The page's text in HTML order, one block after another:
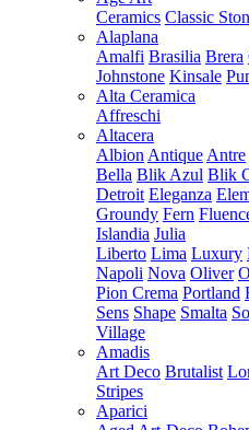
Ceramics Classic
Alaplana
Amalfi Brasilia Brera
Johnstone Kinsale
Alta Ceramica
Affreschi
Altacera
Albion Antique Antre
Bella Blik Azul Blik
Detroit Eleganza
Groundy Fern
Islandia Julia
Liberto Lima Luxury
Napoli Nova Oliver
Pion Crema Portland
Sens Shape Smalta
Village
Amadis
Art Deco Brutalist
Stripes
Aparici